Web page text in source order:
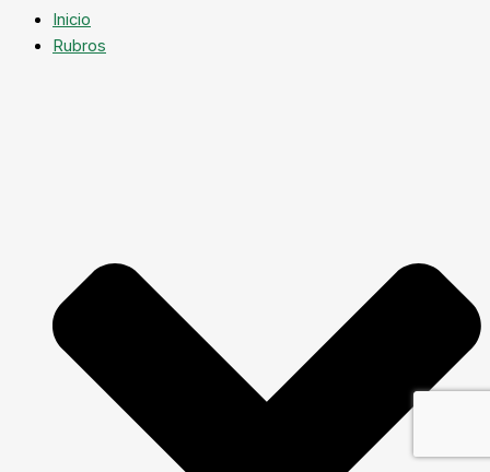
Inicio
Rubros